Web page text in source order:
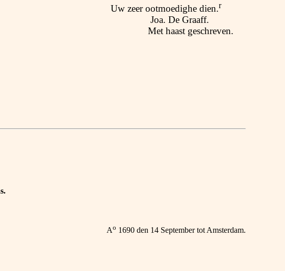
Uw zeer ootmoedighe dien.r
Joa. De Graaff.
Met haast geschreven.
Ao 1690 den 14 September tot Amsterdam.